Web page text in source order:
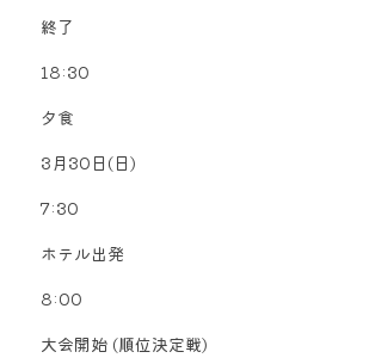
終了
18:30
夕食
3月30日(日)
7:30
ホテル出発
8:00
大会開始 (順位決定戦)